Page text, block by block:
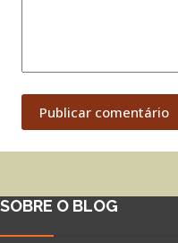
Publicar comentário
SOBRE O BLOG